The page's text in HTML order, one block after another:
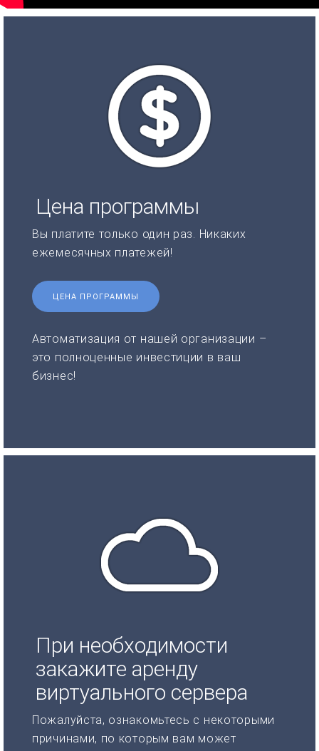
Цена программы
Вы платите только один раз. Никаких
ежемесячных платежей!
ЦЕНА ПРОГРАММЫ
Автоматизация от нашей организации –
это полноценные инвестиции в ваш
бизнес!
При необходимости
закажите аренду
виртуального сервера
Пожалуйста, ознакомьтесь с некоторыми
причинами, по которым вам может